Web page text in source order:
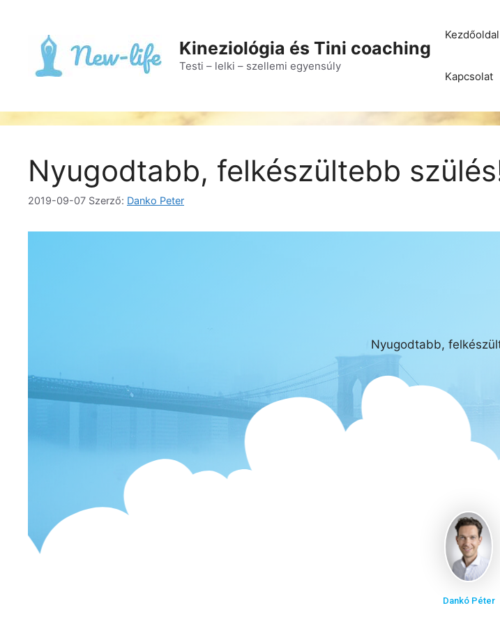
Kineziológia és Tini coaching
Testi – lelki – szellemi egyensúly
Kezdőoldal
Kapcsolat
Nyugodtabb, felkészültebb
2019-09-07 Szerző: Danko Peter
Nyugodtabb,
Dankó Péter